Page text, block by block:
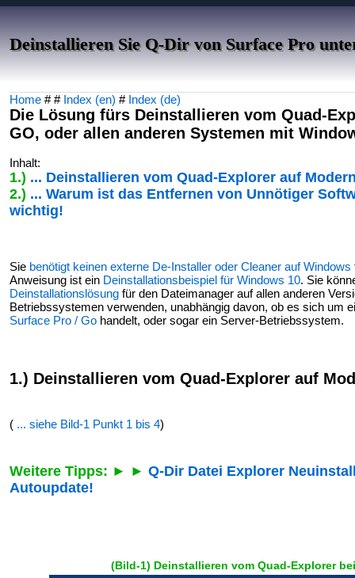
Deinstallieren Sie Q-Dir von Surface Pro
Home # # Index (en) # Index (de)
Die Lösung fürs Deinstallieren vom Quad-
GO, oder allen anderen Systemen mit
Inhalt:
1.) ... Deinstallieren vom Quad-Explorer auf
2.) ... Warum ist das Entfernen von Unnötiger
wichtig!
Sie benötigt keinen externe De-Installer oder Cleaner auf Windows
Anweisung ist ein Deinstallationsbeispiel für Windows 10. Sie
Deinstallationslösung für den Dateimanager auf allen anderen
Betriebssystemen verwenden, unabhängig davon, ob es sich um
Surface Pro / Go handelt, oder sogar ein Server-Betriebssystem.
1.) Deinstallieren vom Quad-Explorer auf
( ... siehe Bild-1 Punkt 1 bis 4)
Weitere Tipps: ► ► Q-Dir Datei Explorer
Autoupdate!
(Bild-1) Deinstallieren vom Quad-Explorer